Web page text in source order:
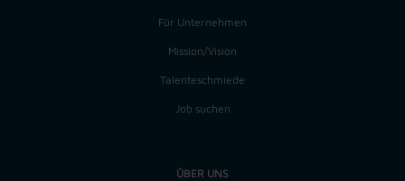
Für Unternehmen
Mission/Vision
Talenteschmiede
Job suchen
ÜBER UNS